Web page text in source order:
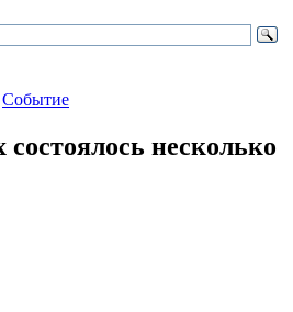
Событие
несколько